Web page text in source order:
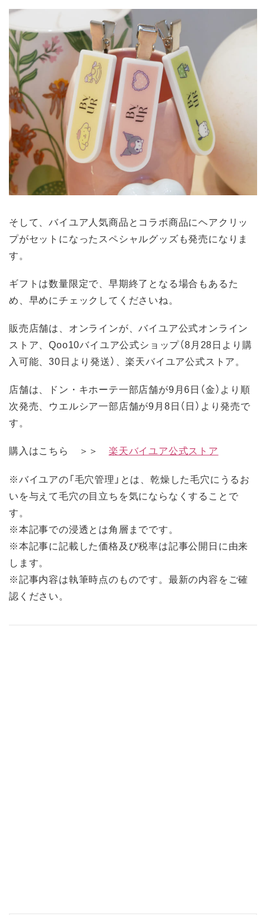
そして、バイユア人気商品とコラボ商品にヘアクリッ
プがセットになったスペシャルグッズも発売になりま
す。
ギフトは数量限定で、早期終了となる場合もあるた
め、早めにチェックしてくださいね。
販売店舗は、オンラインが、バイユア公式オンライン
ストア、Qoo10バイユア公式ショップ（8月28日より購
入可能、30日より発送）、楽天バイユア公式ストア。
店舗は、ドン・キホーテ一部店舗が9月6日（金）より順
次発売、ウエルシア一部店舗が9月8日（日）より発売で
す。
購入はこちら ＞＞ 楽天バイユア公式ストア
※バイユアの「毛穴管理」とは、乾燥した毛穴にうるお
いを与えて毛穴の目立ちを気にならなくすることで
す。
※本記事での浸透とは角層までです。
※本記事に記載した価格及び税率は記事公開日に由来
します。
※記事内容は執筆時点のものです。最新の内容をご確
認ください。